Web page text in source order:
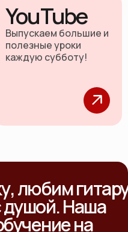
YouTube
Выпускаем большие и
полезные уроки
каждую субботу!
любим
душой. Наша
на